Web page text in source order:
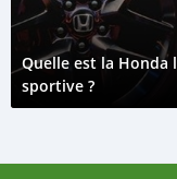
Quelle est la Honda
sportive ?